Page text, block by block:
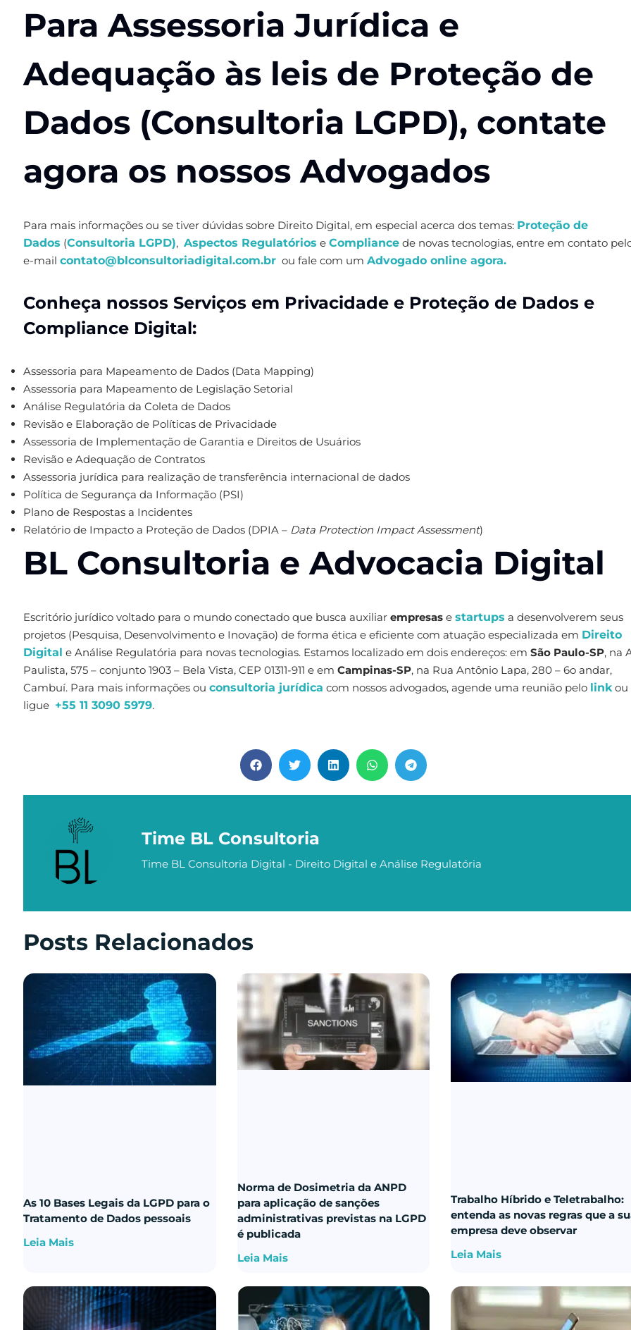
Para Assessoria Jurídica e
Adequação às leis de Proteção de
Dados (Consultoria LGPD), contate
agora os nossos Advogados
Para mais informações ou se tiver dúvidas sobre Direito Digital, em especial acerca dos temas: Proteção de
Dados (Consultoria LGPD), Aspectos Regulatórios e Compliance de novas tecnologias, entre em contato
e-mail contato@blconsultoriadigital.com.br ou fale com um Advogado online agora.
Conheça nossos Serviços em Privacidade e Proteção de Dados e
Compliance Digital:
Assessoria para Mapeamento de Dados (Data Mapping)
Assessoria para Mapeamento de Legislação Setorial
Análise Regulatória da Coleta de Dados
Revisão e Elaboração de Políticas de Privacidade
Assessoria de Implementação de Garantia e Direitos de Usuários
Revisão e Adequação de Contratos
Assessoria jurídica para realização de transferência internacional de dados
Política de Segurança da Informação (PSI)
Plano de Respostas a Incidentes
Relatório de Impacto a Proteção de Dados (DPIA – Data Protection Impact Assessment)
BL Consultoria e Advocacia Digital
Escritório jurídico voltado para o mundo conectado que busca auxiliar empresas e startups a desenvolverem seus
projetos (Pesquisa, Desenvolvimento e Inovação) de forma ética e eficiente com atuação especializada em Direito
Digital e Análise Regulatória para novas tecnologias. Estamos localizado em dois endereços: em São Paulo-SP, na
Paulista, 575 – conjunto 1903 – Bela Vista, CEP 01311-911 e em Campinas-SP, na Rua Antônio Lapa, 280 – 6o andar,
Cambuí. Para mais informações ou consultoria jurídica com nossos advogados, agende uma reunião pelo linkou
ligue +55 11 3090 5979.
Time BL Consultoria
Time BL Consultoria Digital - Direito Digital e Análise Regulatória
Posts Relacionados
As 10 Bases Legais da LGPD para o
Tratamento de Dados pessoais
Leia Mais
Norma de Dosimetria da ANPD
para aplicação de sanções
administrativas previstas na LGPD
é publicada
Leia Mais
Trabalho Híbrido e Teletrabalho:
entenda as novas regras que a
empresa deve observar
Leia Mais